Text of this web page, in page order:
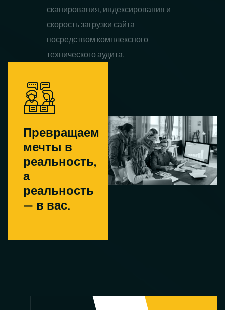
сканирования, индексирования и
скорость загрузки сайта
посредством комплексного
технического аудита.
Превращаем
мечты в
реальность,
а
реальность
— в вас.